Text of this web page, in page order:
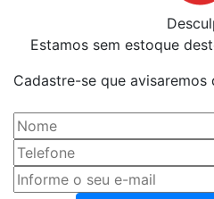
Estamos sem estoque
Cadastre-se que avisaremos